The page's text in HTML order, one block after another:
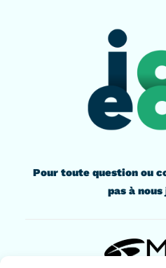
Pour toute question ou
pas à